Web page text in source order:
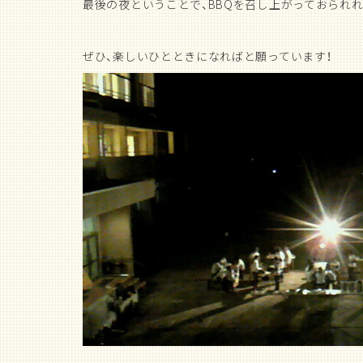
最後の夜ということで、BBQを召し上がっておられ
ぜひ、楽しいひとときになればと願っています！